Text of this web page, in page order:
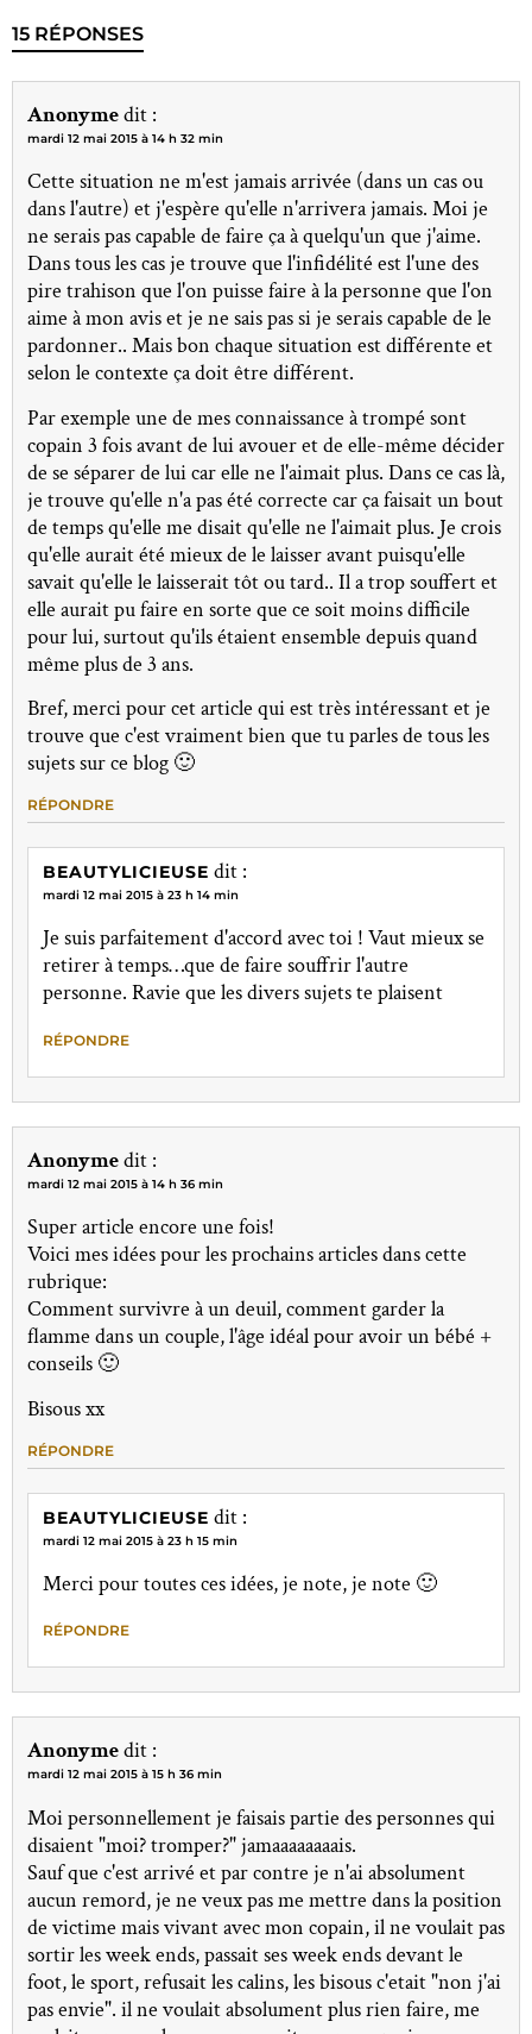
15 RÉPONSES
Anonymedit :
mardi 12 mai 2015 à 14 h 32 min
Cette situation ne m'est jamais arrivée (dans un cas ou
dans l'autre) et j'espère qu'elle n'arrivera jamais. Moi je
ne serais pas capable de faire ça à quelqu'un que j'aime.
Dans tous les cas je trouve que l'infidélité est l'une des
pire trahison que l'on puisse faire à la personne que l'on
aime à mon avis et je ne sais pas si je serais capable de le
pardonner.. Mais bon chaque situation est différente et
selon le contexte ça doit être différent.
Par exemple une de mes connaissance à trompé sont
copain 3 fois avant de lui avouer et de elle-même décider
de se séparer de lui car elle ne l'aimait plus. Dans ce cas là,
je trouve qu'elle n'a pas été correcte car ça faisait un bout
de temps qu'elle me disait qu'elle ne l'aimait plus. Je crois
qu'elle aurait été mieux de le laisser avant puisqu'elle
savait qu'elle le laisserait tôt ou tard.. Il a trop souffert et
elle aurait pu faire en sorte que ce soit moins difficile
pour lui, surtout qu'ils étaient ensemble depuis quand
même plus de 3 ans.
Bref, merci pour cet article qui est très intéressant et je
trouve que c'est vraiment bien que tu parles de tous les
sujets sur ce blog 🙂
RÉPONDRE
BEAUTYLICIEUSE dit :
mardi 12 mai 2015 à 23 h 14 min
Je suis parfaitement d'accord avec toi ! Vaut mieux se
retirer à temps…que de faire souffrir l'autre
personne. Ravie que les divers sujets te plaisent
RÉPONDRE
Anonymedit :
mardi 12 mai 2015 à 14 h 36 min
Super article encore une fois!
Voici mes idées pour les prochains articles dans cette
rubrique:
Comment survivre à un deuil, comment garder la
flamme dans un couple, l'âge idéal pour avoir un bébé +
conseils 🙂
Bisous xx
RÉPONDRE
BEAUTYLICIEUSE dit :
mardi 12 mai 2015 à 23 h 15 min
Merci pour toutes ces idées, je note, je note 🙂
RÉPONDRE
Anonymedit :
mardi 12 mai 2015 à 15 h 36 min
Moi personnellement je faisais partie des personnes qui
disaient "moi? tromper?" jamaaaaaaaais.
Sauf que c'est arrivé et par contre je n'ai absolument
aucun remord, je ne veux pas me mettre dans la position
de victime mais vivant avec mon copain, il ne voulait pas
sortir les week ends, passait ses week ends devant le
foot, le sport, refusait les calins, les bisous c'etait "non j'ai
pas envie". il ne voulait absolument plus rien faire, me